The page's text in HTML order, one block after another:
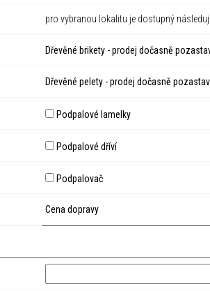
pro vybranou lokalitu je dostupný
Dřevěné brikety - prodej dočasně
Dřevěné pelety - prodej dočasně
Podpalové lamelky
Podpalové dříví
Podpalovač
Cena dopravy